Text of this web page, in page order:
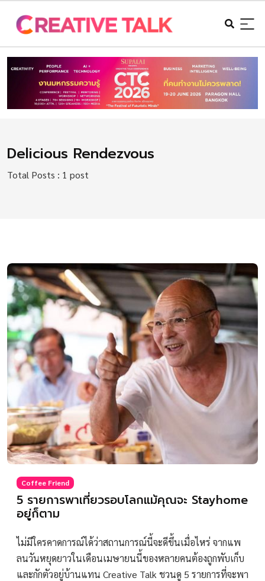
Delicious Rendezvous
Total Posts : 1 post
Coffee Friend
5 รายการพาเที่ยวรอบโลกแม้คุณจะ Stayhome
อยู่ก็ตาม
ไม่มีใครคาดการณ์ได้ว่าสถานการณ์นี้จะดีขึ้นเมื่อไหร่ จากแพ
ลนวันหยุดยาวในเดือนเมษายนนี้ของหลายคนต้องถูกพับเก็บ
และกักตัวอยู่บ้านแทน Creative Talk ชวนดู 5 รายการที่จะพา